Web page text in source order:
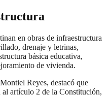
en obras de infraestructura
drenaje y letrinas,
básica educativa,
de vivienda.
Reyes, destacó que
al artículo 2 de la Constitución,